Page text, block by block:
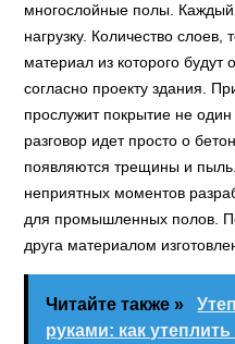
многослойные полы.
нагрузку. Количество слоев,
материал из которого будут
согласно проекту здания.
прослужит покрытие не
разговор идет просто о
появляются трещины и
неприятных моментов
для промышленных полов.
друга материалом
Читайте также »
руками: как